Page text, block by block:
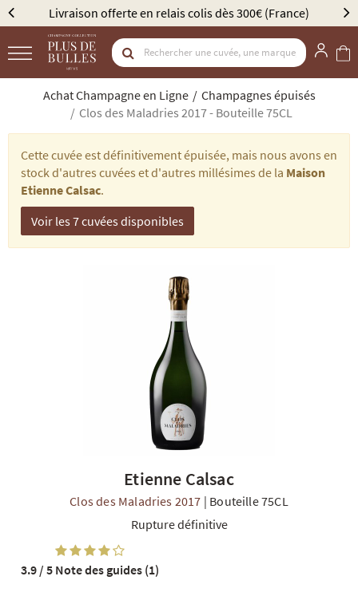
NOS COFFRETS DÉCOUVERTES NOS MEILLEURES VENTES
(France) Élu Meilleur Caviste Champagne par Gault
Achat Champagne en Ligne
Champagnes épuisés
Clos des Maladries 2017 - Bouteille 75CL
Cette cuvée est définitivement épuisée, mais nous avons en
stock d'autres cuvées et d'autres millésimes de la Maison
Etienne Calsac.
Voir les 7 cuvées disponibles
Etienne Calsac
Clos des Maladries 2017 | Bouteille 75CL
Rupture définitive
3.9 / 5Note des guides (1)